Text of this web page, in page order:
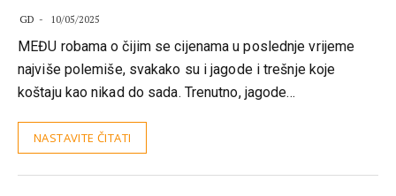
GD 10/05/2025
MEĐU robama o čijim se cijenama u poslednje vrijeme
najviše polemiše, svakako su i jagode i trešnje koje
koštaju kao nikad do sada. Trenutno, jagode…
NASTAVITE ČITATI